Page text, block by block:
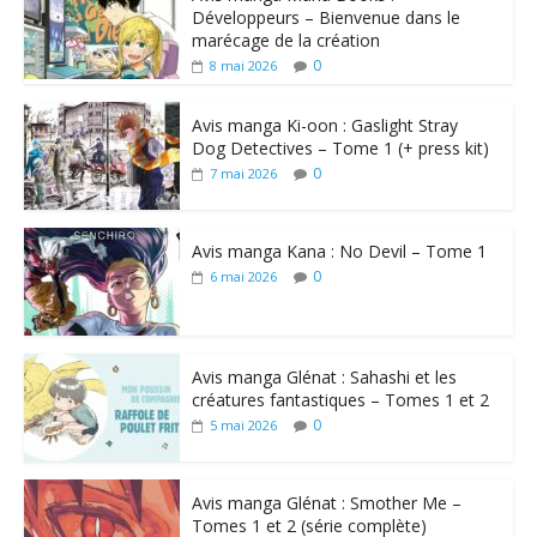
Développeurs – Bienvenue dans le
marécage de la création
8 mai 2026 0
Avis manga Ki-oon : Gaslight Stray
Dog Detectives – Tome 1 (+ press kit)
7 mai 2026 0
Avis manga Kana : No Devil – Tome 1
6 mai 2026 0
Avis manga Glénat : Sahashi et les
créatures fantastiques – Tomes 1 et 2
5 mai 2026 0
Avis manga Glénat : Smother Me –
Tomes 1 et 2 (série complète)